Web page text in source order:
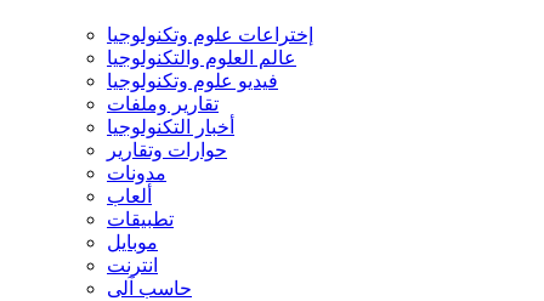
إختراعات علوم وتكنولوجيا
عالم العلوم والتكنولوجيا
فيديو علوم وتكنولوجيا
تقارير وملفات
أخبار التكنولوجيا
حوارات وتقارير
مدونات
ألعاب
تطبيقات
موبايل
انترنت
حاسب آلى